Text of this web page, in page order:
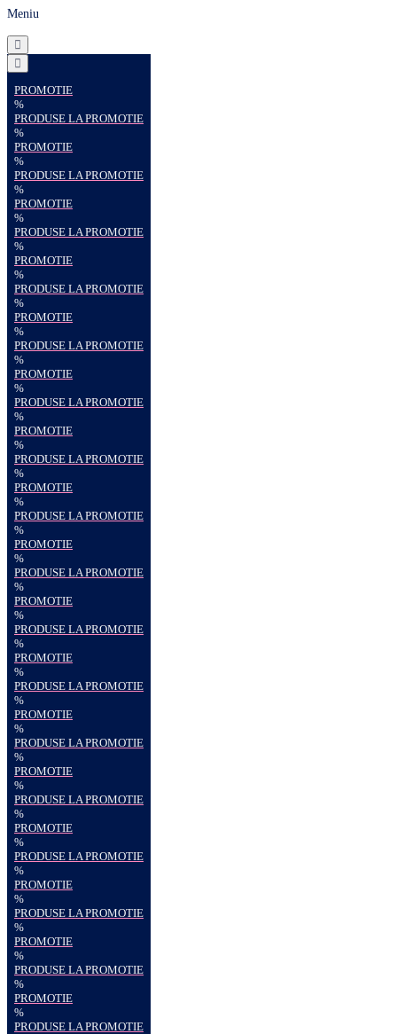
Meniu
PROMOTIE
%
PRODUSE LA PROMOTIE
%
PROMOTIE
%
PRODUSE LA PROMOTIE
%
PROMOTIE
%
PRODUSE LA PROMOTIE
%
PROMOTIE
%
PRODUSE LA PROMOTIE
%
PROMOTIE
%
PRODUSE LA PROMOTIE
%
PROMOTIE
%
PRODUSE LA PROMOTIE
%
PROMOTIE
%
PRODUSE LA PROMOTIE
%
PROMOTIE
%
PRODUSE LA PROMOTIE
%
PROMOTIE
%
PRODUSE LA PROMOTIE
%
PROMOTIE
%
PRODUSE LA PROMOTIE
%
PROMOTIE
%
PRODUSE LA PROMOTIE
%
PROMOTIE
%
PRODUSE LA PROMOTIE
%
PROMOTIE
%
PRODUSE LA PROMOTIE
%
PROMOTIE
%
PRODUSE LA PROMOTIE
%
PROMOTIE
%
PRODUSE LA PROMOTIE
%
PROMOTIE
%
PRODUSE LA PROMOTIE
%
PROMOTIE
%
PRODUSE LA PROMOTIE